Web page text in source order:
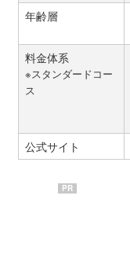
年齢層
料金体系
※スタンダードコー
ス
公式サイト
PR